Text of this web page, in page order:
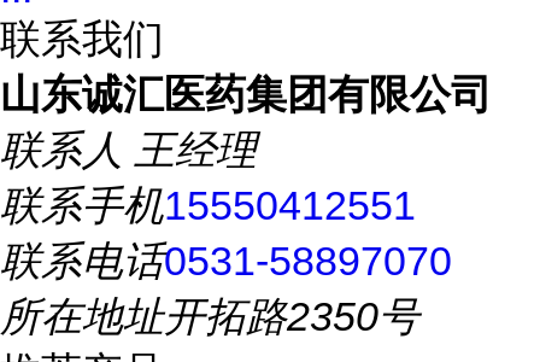
联系我们
山东诚汇医药集团有限公司
联系人 王经理
联系手机15550412551
联系电话0531-58897070
所在地址开拓路2350号